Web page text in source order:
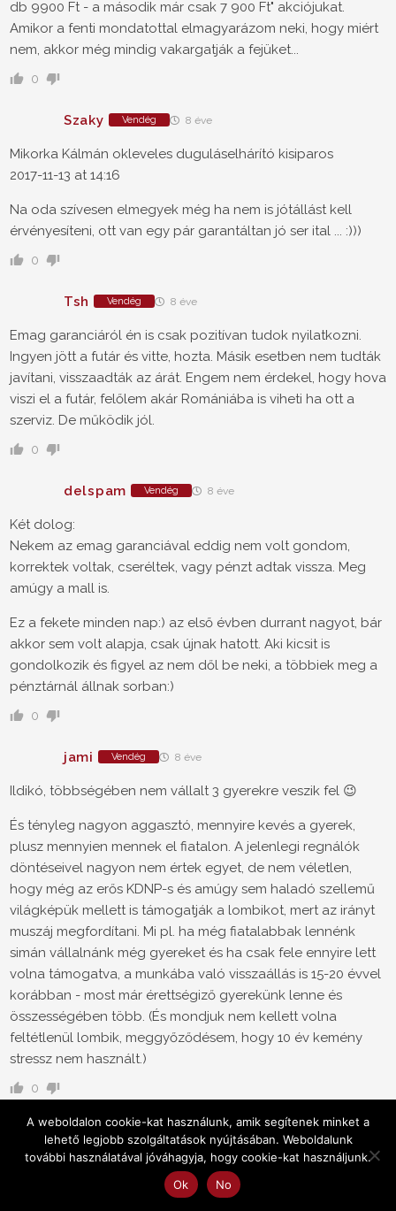
db 9900 Ft - a második már csak 7 900 Ft" akciójukat.
Amikor a fenti mondatottal elmagyarázom neki, hogy miért
nem, akkor még mindig vakargatják a fejüket...
0
Szaky Vendég 8 éve
Mikorka Kálmán okleveles duguláselhárító kisiparos
2017-11-13 at 14:16
Na oda szívesen elmegyek még ha nem is jótállást kell
érvényesíteni, ott van egy pár garantáltan jó ser ital ... :)))
0
Tsh Vendég 8 éve
Emag garanciáról én is csak pozitívan tudok nyilatkozni.
Ingyen jött a futár és vitte, hozta. Másik esetben nem tudták
javítani, visszaadták az árát. Engem nem érdekel, hogy hova
viszi el a futár, felőlem akár Romániába is viheti ha ott a
szerviz. De működik jól.
0
delspam Vendég 8 éve
Két dolog:
Nekem az emag garanciával eddig nem volt gondom,
korrektek voltak, cseréltek, vagy pénzt adtak vissza. Meg
amúgy a mall is.
Ez a fekete minden nap:) az első évben durrant nagyot, bár
akkor sem volt alapja, csak újnak hatott. Aki kicsit is
gondolkozik és figyel az nem dől be neki, a többiek meg a
pénztárnál állnak sorban:)
0
jami Vendég 8 éve
Ildikó, többségében nem vállalt 3 gyerekre veszik fel 😉
És tényleg nagyon aggasztó, mennyire kevés a gyerek,
plusz mennyien mennek el fiatalon. A jelenlegi regnálók
döntéseivel nagyon nem értek egyet, de nem véletlen,
hogy még az erős KDNP-s és amúgy sem haladó szellemű
világképük mellett is támogatják a lombikot, mert az irányt
muszáj megfordítani. Mi pl. ha még fiatalabbak lennénk
simán vállalnánk még gyereket és ha csak fele ennyire lett
volna támogatva, a munkába való visszaállás is 15-20 évvel
korábban - most már érettségiző gyerekünk lenne és
összességében több. (És mondjuk nem kellett volna
feltétlenül lombik, meggyőződésem, hogy 10 év kemény
stressz nem használt.)
0
jami Vendég 8 éve
Ha már offolok: a gyerekvállalás legnagyobb ellensége a
leghamarabb 30 feletti elköteleződés. Főleg 35 után
A weboldalon cookie-kat használunk, amik segítenek minket a
lehető legjobb szolgáltatások nyújtásában. Weboldalunk
további használatával jóváhagyja, hogy cookie-kat használjunk.
Ok
No